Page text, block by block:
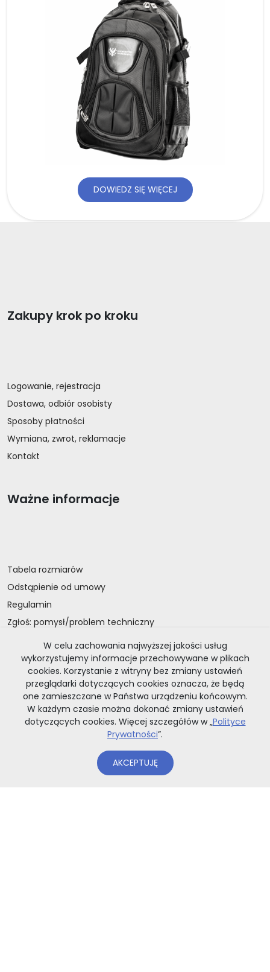
DOWIEDZ SIĘ WIĘCEJ
Zakupy krok po kroku
Logowanie, rejestracja
Dostawa, odbiór osobisty
Sposoby płatności
Wymiana, zwrot, reklamacje
Kontakt
Ważne informacje
Tabela rozmiarów
Odstąpienie od umowy
Regulamin
Zgłoś: pomysł/problem techniczny
Deklaracja dostępności
Strona główna UW
Menu
W celu zachowania najwyższej jakości usług
wykorzystujemy informacje przechowywane w plikach
cookies. Korzystanie z witryny bez zmiany ustawień
przeglądarki dotyczących cookies oznacza, że będą
one zamieszczane w Państwa urządzeniu końcowym.
W każdym czasie można dokonać zmiany ustawień
dotyczących cookies. Więcej szczegółów w „Polityce
Prywatności”.
AKCEPTUJĘ